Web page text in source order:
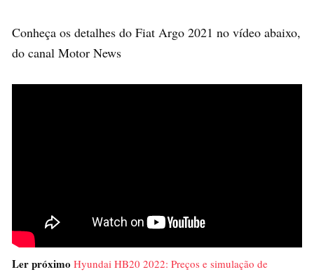
Conheça os detalhes do Fiat Argo 2021 no vídeo abaixo,
do canal Motor News
Ler próximo Hyundai HB20 2022: Preços e simulação de